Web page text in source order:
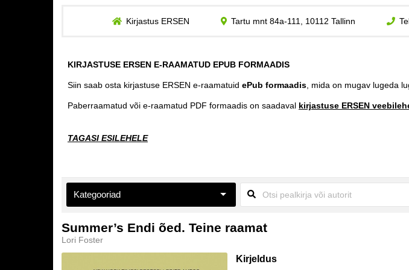
Kirjastus ERSEN Tartu mnt 84a-111, 10112 Tallinn
KIRJASTUSE ERSEN E-RAAMATUD EPUB FORMAADIS
Siin saab osta kirjastuse ERSEN e-raamatuid ePub formaadis , mida on mugav lugeda
Paberraamatud või e-raamatud PDF formaadis on saadaval kirjastuse ERSEN
TAGASI ESILEHELE
Kategooriad
Eneseabi ja vaimsus
Esoteerika
Summer’s Endi õed. Teine raamat
Lori Foster
Kirjeldus